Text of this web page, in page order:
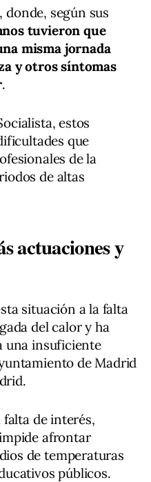
donde, según sus
tuvieron que
misma jornada
y otros síntomas
.
estos
que
de la
de altas
actuaciones y
situación a la falta
del calor y ha
una insuficiente
de Madrid
falta de interés,
afrontar
de temperaturas
públicos.